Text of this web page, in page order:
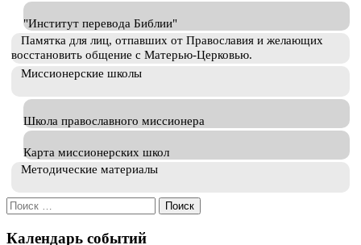
"Институт перевода Библии"
Памятка для лиц, отпавших от Православия и желающих
восстановить общение с Матерью-Церковью.
Миссионерские школы
Школа православного миссионера
Карта миссионерских школ
Методические материалы
Искать:
Календарь событий